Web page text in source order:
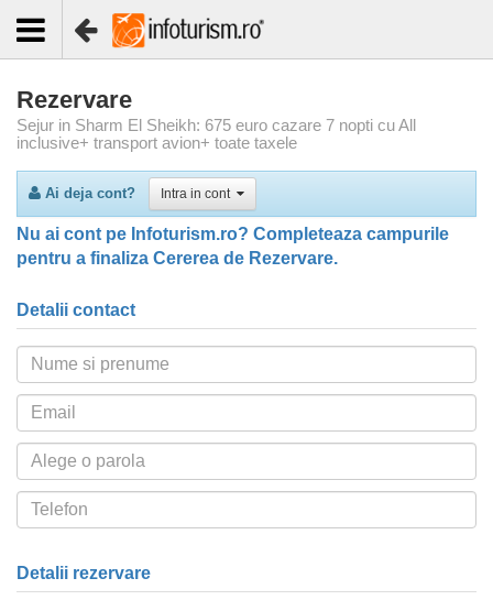
Rezervare
Sejur in Sharm El Sheikh: 675 euro cazare 7 nopti cu All
inclusive+ transport avion+ toate taxele
Ai deja cont? Intra in cont
Nu ai cont pe Infoturism.ro? Completeaza campurile
pentru a finaliza Cererea de Rezervare.
Detalii contact
Detalii rezervare